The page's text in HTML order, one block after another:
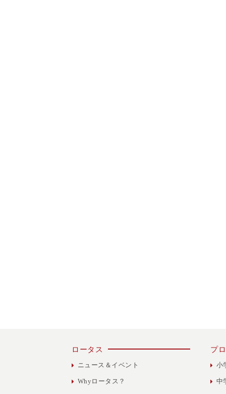
ロータス
ニュース＆イベント
Whyロータス？
プ
小
中